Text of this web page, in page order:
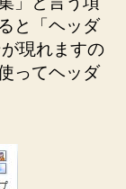
と「ヘッダ
現れますの
ってヘッダ